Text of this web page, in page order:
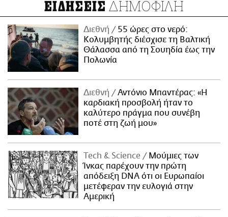
ΕΙΔΗΣΕΙΣ ΔΗΜΟΦΙΛΗ
Διεθνή
55 ώρες στο νερό:
Κολυμβητής διέσχισε τη Βαλτική
Θάλασσα από τη Σουηδία έως την
Πολωνία
Διεθνή
Αντόνιο Μπαντέρας: «Η
καρδιακή προσβολή ήταν το
καλύτερο πράγμα που συνέβη
ποτέ στη ζωή μου»
Τech & Science
Μούμιες των
Ίνκας παρέχουν την πρώτη
απόδειξη DNA ότι οι Ευρωπαίοι
μετέφεραν την ευλογιά στην
Αμερική